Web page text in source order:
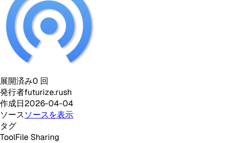
展開済み0 回
発行者futurize.rush
作成日2026-04-04
ソースソースを表示
タグ
ToolFile Sharing